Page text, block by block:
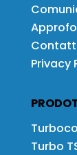
Privacy
Turbo